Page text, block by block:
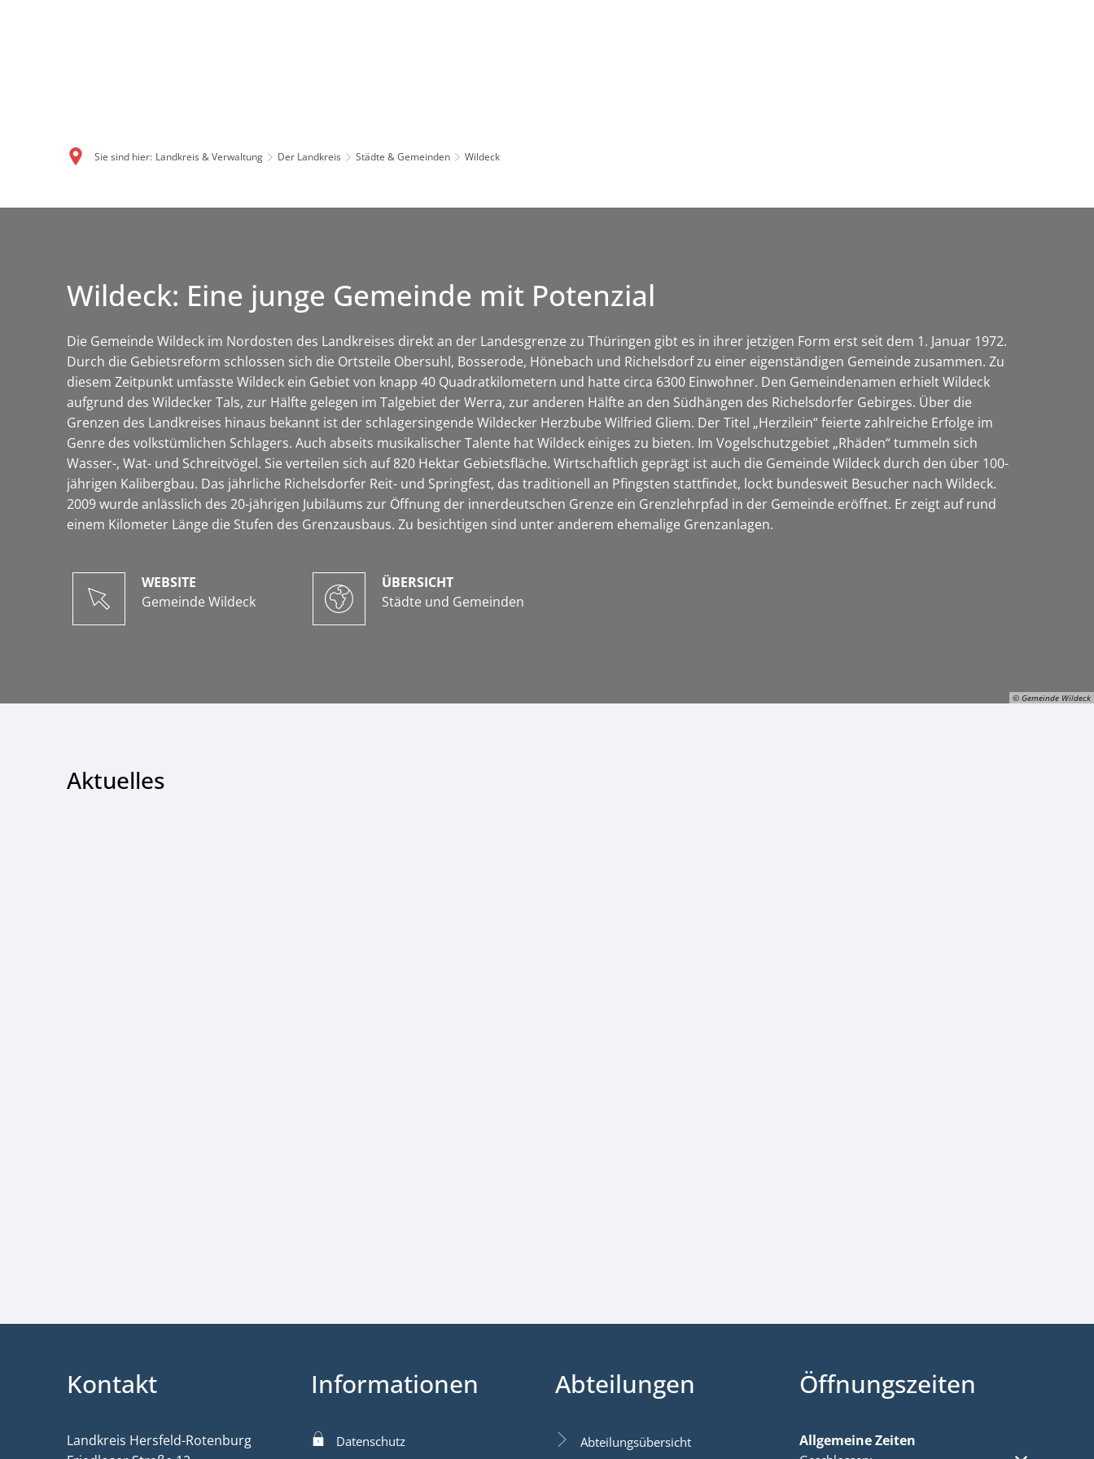
Sie sind hier: Landkreis & Verwaltung Der Landkreis Städte & Gemeinden Wildeck
© Gemeinde Wildeck
Wildeck: Eine junge Gemeinde mit Potenzial
Die Gemeinde Wildeck im Nordosten des Landkreises direkt an der Landesgrenze zu Thüringen gibt es in ihrer jetzigen Form erst seit dem 1. Januar 1972.
Durch die Gebietsreform schlossen sich die Ortsteile Obersuhl, Bosserode, Hönebach und Richelsdorf zu einer eigenständigen Gemeinde zusammen. Zu
diesem Zeitpunkt umfasste Wildeck ein Gebiet von knapp 40 Quadratkilometern und hatte circa 6300 Einwohner. Den Gemeindenamen erhielt Wildeck
aufgrund des Wildecker Tals, zur Hälfte gelegen im Talgebiet der Werra, zur anderen Hälfte an den Südhängen des Richelsdorfer Gebirges. Über die
Grenzen des Landkreises hinaus bekannt ist der schlagersingende Wildecker Herzbube Wilfried Gliem. Der Titel „Herzilein“ feierte zahlreiche Erfolge im
Genre des volkstümlichen Schlagers. Auch abseits musikalischer Talente hat Wildeck einiges zu bieten. Im Vogelschutzgebiet „Rhäden“ tummeln sich
Wasser-, Wat- und Schreitvögel. Sie verteilen sich auf 820 Hektar Gebietsfläche. Wirtschaftlich geprägt ist auch die Gemeinde Wildeck durch den über 100-
jährigen Kalibergbau. Das jährliche Richelsdorfer Reit- und Springfest, das traditionell an Pfingsten stattfindet, lockt bundesweit Besucher nach Wildeck.
2009 wurde anlässlich des 20-jährigen Jubiläums zur Öffnung der innerdeutschen Grenze ein Grenzlehrpfad in der Gemeinde eröffnet. Er zeigt auf rund
einem Kilometer Länge die Stufen des Grenzausbaus. Zu besichtigen sind unter anderem ehemalige Grenzanlagen.
WEBSITE
Gemeinde Wildeck
ÜBERSICHT
Städte und Gemeinden
Aktuelles
Kontakt
Landkreis Hersfeld-Rotenburg
Informationen
Datenschutz
Abteilungen
Abteilungsübersicht
Öffnungszeiten
Allgemeine Zeiten